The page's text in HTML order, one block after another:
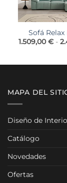
Sofá Relax
1.509,00€ -
MAPA DEL
Diseño de
Catálogo
Novedades
Ofertas